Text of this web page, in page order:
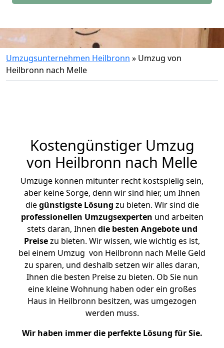
Umzugsunternehmen Heilbronn » Umzug von
Heilbronn nach Melle
Kostengünstiger Umzug
von Heilbronn nach Melle
Umzüge können mitunter recht kostspielig sein,
aber keine Sorge, denn wir sind hier, um Ihnen
diegünstigste Lösung zu bieten. Wir sind die
professionellen Umzugsexperten und arbeiten
stets daran, Ihnen die besten Angebote und
Preisezu bieten. Wir wissen, wie wichtig es ist,
bei einem Umzug von Heilbronn nach Melle Geld
zu sparen, und deshalb setzen wir alles daran,
Ihnen die besten Preise zu bieten. Ob Sie nun
eine kleine Wohnung haben oder ein großes
Haus in Heilbronn besitzen, was umgezogen
werden muss.
Wir haben immer die perfekte Lösung für Sie.